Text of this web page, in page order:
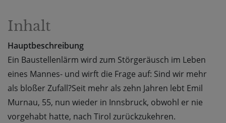
Inhalt
Hauptbeschreibung
Ein Baustellenlärm wird zum Störgeräusch im Leben
eines Mannes- und wirft die Frage auf: Sind wir mehr
als bloßer Zufall?Seit mehr als zehn Jahren lebt Emil
Murnau, 55, nun wieder in Innsbruck, obwohl er nie
vorgehabt hatte, nach Tirol zurückzukehren.